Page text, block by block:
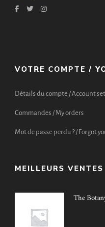
VOTRE COMPTE /
Détails du compte / Account
Commandes / My orders
Mot de passe perdu ? / Forgot
MEILLEURS
The